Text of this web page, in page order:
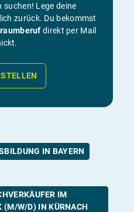
suchen! Lege deine
zurück. Du bekommst
direkt per Mail
IN BAYERN
IM
(M/W/D) IN KÜRNACH